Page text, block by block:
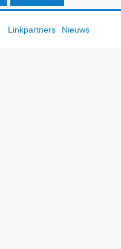
Linkpartners Nieuws